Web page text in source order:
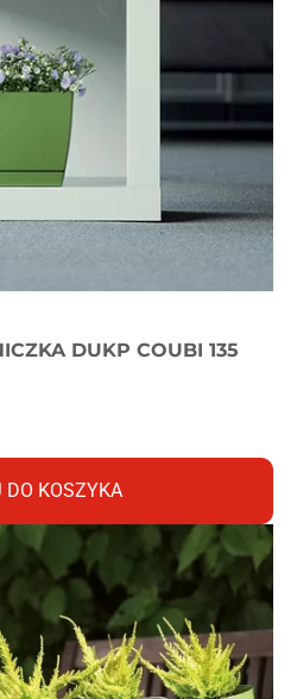
DUKP COUBI 135
DO KOSZYKA